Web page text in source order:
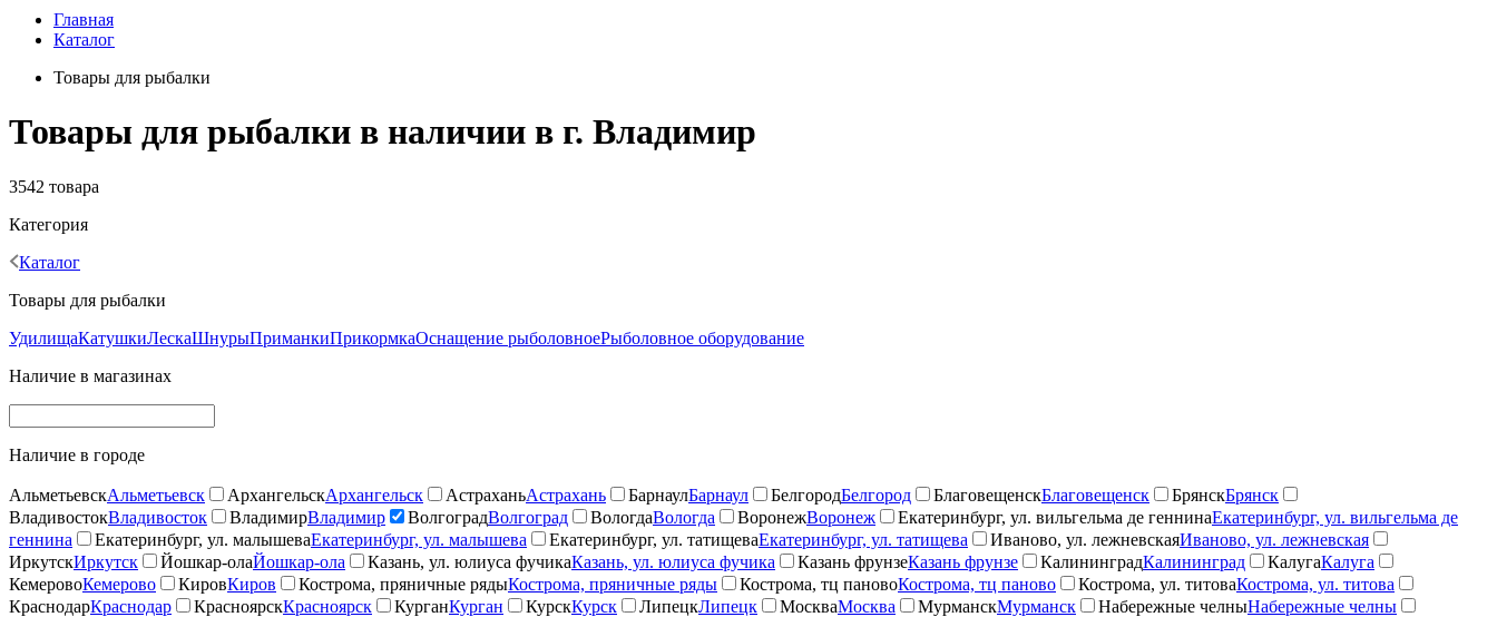
Главная
Каталог
Товары для рыбалки
Товары для рыбалки в наличии в г. Владимир
3542 товара
Категория
Каталог
Товары для рыбалки
УдилищаКатушкиЛескаШнурыПриманкиПрикормкаОснащение рыболовноеРыболовное оборудование
Наличие в магазинах
Наличие в городе
АльметьевскАльметьевск АрхангельскАрхангельск АстраханьАстрахань БарнаулБарнаул БелгородБелгород БлаговещенскБлаговещенск БрянскБрянск
ВладивостокВладивосток ВладимирВладимир ВолгоградВолгоград ВологдаВологда ВоронежВоронеж Екатеринбург, ул. вильгельма де геннинаЕкатеринбург, ул. вильгельма де
геннина
Екатеринбург, ул. малышеваЕкатеринбург, ул. малышева Екатеринбург, ул. татищеваЕкатеринбург, ул. татищева Иваново, ул. лежневскаяИваново, ул. лежневская
ИркутскИркутск Йошкар-олаЙошкар-ола Казань, ул. юлиуса фучикаКазань, ул. юлиуса фучика Казань фрунзеКазань фрунзе КалининградКалининград КалугаКалуга
КемеровоКемерово КировКиров Кострома, пряничные рядыКострома, пряничные ряды Кострома, тц пановоКострома, тц паново Кострома, ул. титоваКострома, ул. титова
КраснодарКраснодар КрасноярскКрасноярск КурганКурган КурскКурск ЛипецкЛипецк МоскваМосква МурманскМурманск Набережные челныНабережные челны